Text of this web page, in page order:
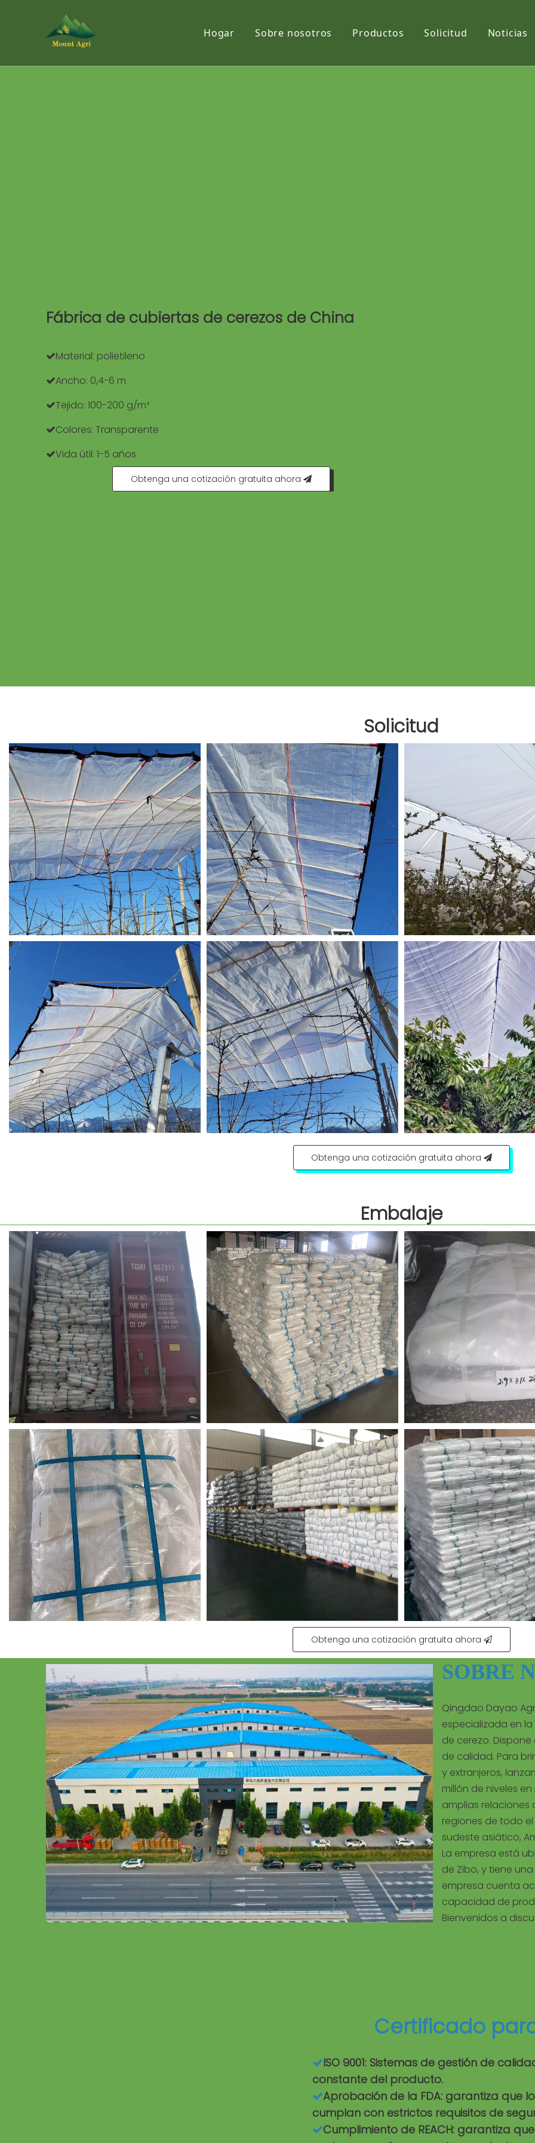
Hogar Sobre nosotros Productos Solicitud Noticias
Fábrica de cubiertas de cerezos de China
Material: polietileno
Ancho: 0,4-6 m
Tejido: 100-200 g/m²
Colores: Transparente
Vida útil: 1-5 años
Obtenga una cotización gratuita ahora
Solicitud
Obtenga una cotización gratuita ahora
Embalaje
Obtenga una cotización gratuita ahora
SOBRE
Qingdao Dayao
especializada en
de cerezo.
de calidad. Para
y extranjeros,
millón de niveles
amplias
regiones de todo el
sudeste asiático,
La empresa está
de Zibo, y tiene
empresa cuenta
capacidad de
Bienvenidos a
Certificado
ISO 9001: Sistemas de gestión de
constante del producto.
Aprobación de la FDA: garantiza que
cumplan con estrictos requisitos de
Cumplimiento de REACH: garantiza